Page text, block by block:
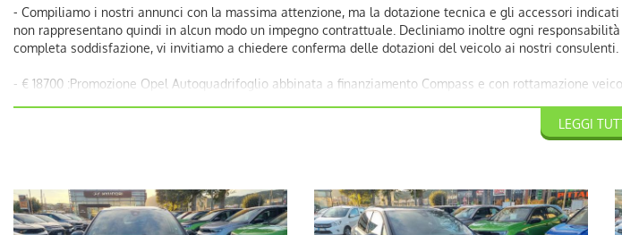
- Compiliamo i nostri annunci con la massima attenzione, ma la dotazione tecnica e gli accessori
non rappresentano quindi in alcun modo un impegno contrattuale. Decliniamo inoltre ogni
completa soddisfazione, vi invitiamo a chiedere conferma delle dotazioni del veicolo ai nostri consulenti.
- € 18700 :Promozione Opel Autoquadrifoglio abbinata a finanziamento Compass e con rottamazione
- Si valutano permute;
- Garanzia ufficiale 02/2026;
LEGGI